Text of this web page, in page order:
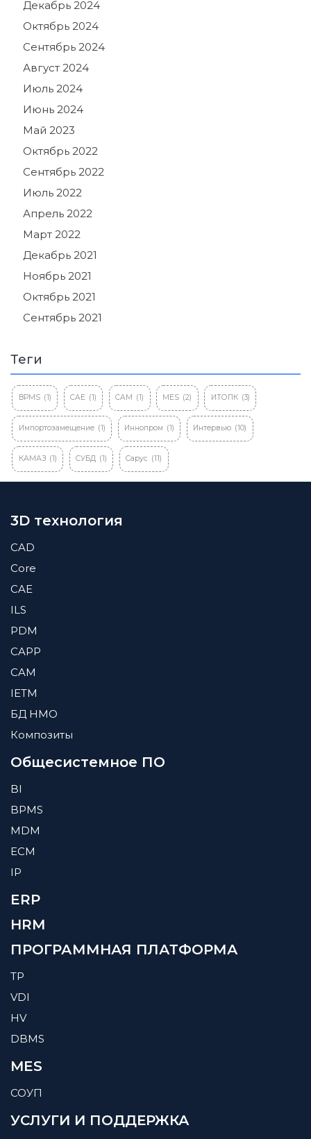
Декабрь 2024
Октябрь 2024
Сентябрь 2024
Август 2024
Июль 2024
Июнь 2024
Май 2023
Октябрь 2022
Сентябрь 2022
Июль 2022
Апрель 2022
Март 2022
Декабрь 2021
Ноябрь 2021
Октябрь 2021
Сентябрь 2021
Теги
BPMS (1) CAE (1) CAM (1) MES (2) ИТОПК (3)
Импортозамещение (1) Иннопром (1) Интервью (10)
КАМАЗ (1) СУБД (1) Сарус (11)
3D технология
CAD
Core
CAE
ILS
PDM
CAPP
CAM
IETM
БД HMO
Композиты
Общесистемное ПО
BI
BPMS
MDM
ECM
IP
ERP
HRM
ПРОГРАММНАЯ ПЛАТФОРМА
TP
VDI
HV
DBMS
MES
СОУП
УСЛУГИ И ПОДДЕРЖКА